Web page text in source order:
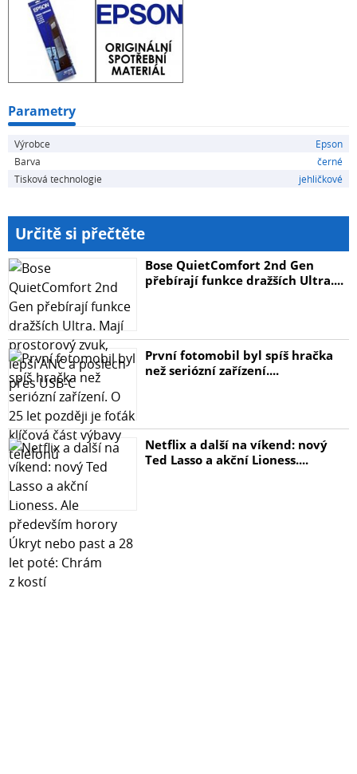
Parametry
Výrobce
Epson
Barva
černé
Tisková technologie
jehličkové
Určitě si přečtěte
Bose QuietComfort 2nd Gen
přebírají funkce dražších Ultra....
První fotomobil byl spíš hračka
než seriózní zařízení....
Netflix a další na víkend: nový
Ted Lasso a akční Lioness....